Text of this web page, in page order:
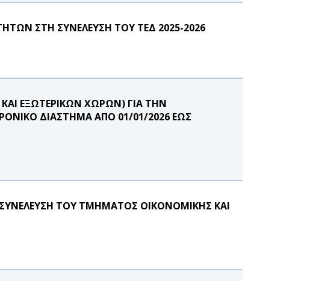
ΣΤΗ ΣΥΝΕΛΕΥΣΗ ΤΟΥ ΤΕΔ 2025-2026
ΕΞΩΤΕΡΙΚΩΝ ΧΩΡΩΝ) ΓΙΑ ΤΗΝ
ΔΙΑΣΤΗΜΑ ΑΠΟ 01/01/2026 ΕΩΣ
ΤΟΥ ΤΜΗΜΑΤΟΣ ΟΙΚΟΝΟΜΙΚΗΣ ΚΑΙ